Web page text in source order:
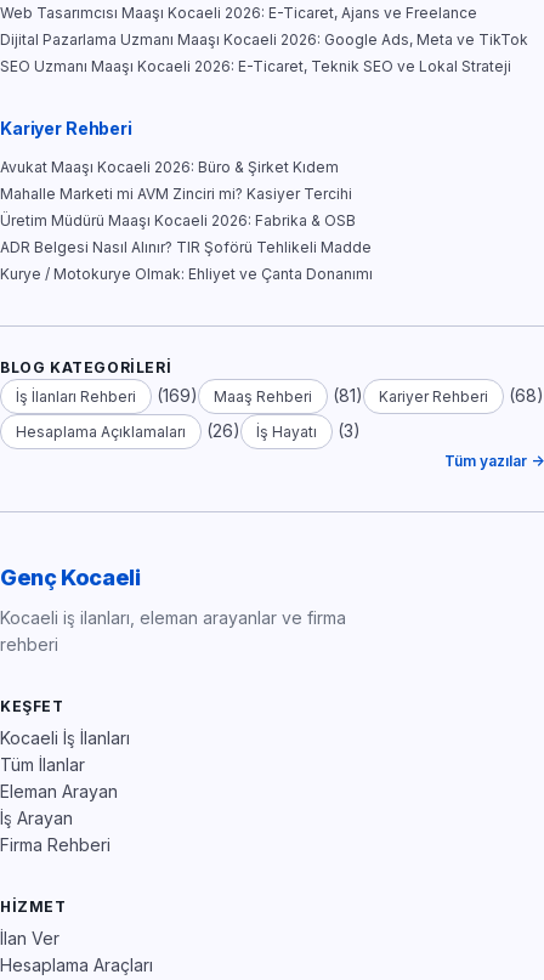
Web Tasarımcısı Maaşı Kocaeli 2026: E-Ticaret, Ajans ve Freelance
Dijital Pazarlama Uzmanı Maaşı Kocaeli 2026: Google Ads, Meta ve TikTok
SEO Uzmanı Maaşı Kocaeli 2026: E-Ticaret, Teknik SEO ve Lokal Strateji
Kariyer Rehberi
Avukat Maaşı Kocaeli 2026: Büro & Şirket Kıdem
Mahalle Marketi mi AVM Zinciri mi? Kasiyer Tercihi
Üretim Müdürü Maaşı Kocaeli 2026: Fabrika & OSB
ADR Belgesi Nasıl Alınır? TIR Şoförü Tehlikeli Madde
Kurye / Motokurye Olmak: Ehliyet ve Çanta Donanımı
BLOG KATEGORILERI
İş İlanları Rehberi
(169) Maaş Rehberi (81) Kariyer Rehberi (68)
Hesaplama Açıklamaları (26) İş Hayatı (3)
Tüm yazılar →
Genç Kocaeli
Kocaeli iş ilanları, eleman arayanlar ve firma
rehberi
KEŞFET
Kocaeli İş İlanları
Tüm İlanlar
Eleman Arayan
İş Arayan
Firma Rehberi
HIZMET
İlan Ver
Hesaplama Araçları